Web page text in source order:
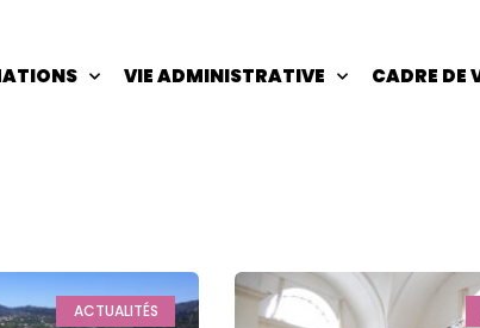
VIE ADMINISTRATIVE CADRE DE
ACTUALITÉS